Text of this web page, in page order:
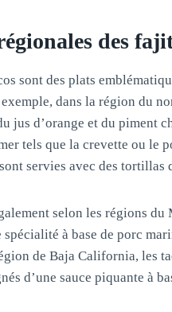
des
sont des plats
dans la région du
jus d’orange et du piment
tels que la crevette ou le
servies avec des tortillas
selon les régions
à base de porc
de Baja California, les
d’une sauce piquante à